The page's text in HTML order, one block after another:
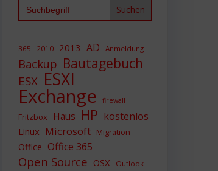
Search
for:
365 2010 2013 AD Anmeldung
Backup Bautagebuch
ESX ESXI
Exchange firewall
Fritzbox Haus HP kostenlos
Linux Microsoft Migration
Office Office 365
Open Source OSX Outlook